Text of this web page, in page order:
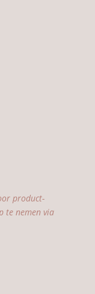
product-
te nemen via